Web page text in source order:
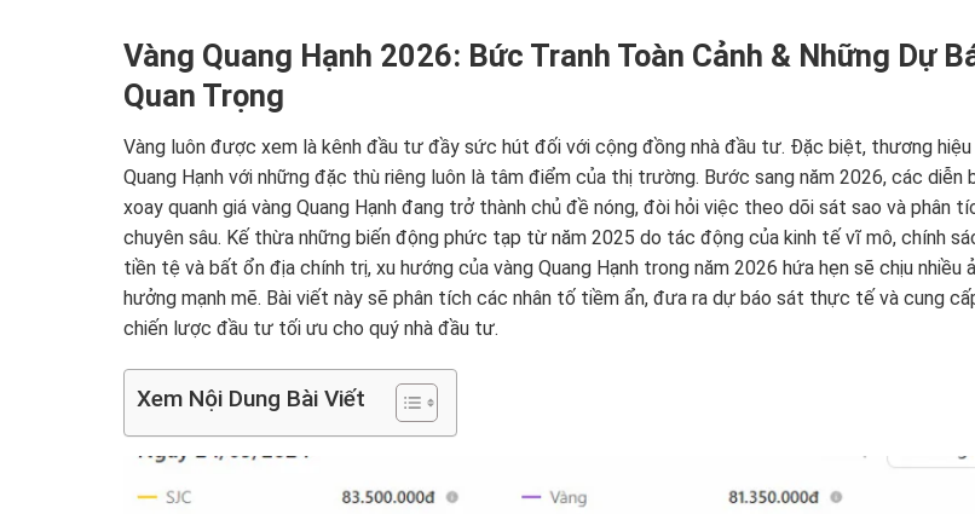
Vàng Quang Hạnh 2026: Bức Tranh Toàn Cảnh & Những Dự
Quan Trọng
Vàng luôn được xem là kênh đầu tư đầy sức hút đối với cộng đồng nhà đầu tư. Đặc biệt, thương hiệu
Quang Hạnh với những đặc thù riêng luôn là tâm điểm của thị trường. Bước sang năm 2026, các diễn
xoay quanh giá vàng Quang Hạnh đang trở thành chủ đề nóng, đòi hỏi việc theo dõi sát sao và phân
chuyên sâu. Kế thừa những biến động phức tạp từ năm 2025 do tác động của kinh tế vĩ mô, chính
tiền tệ và bất ổn địa chính trị, xu hướng của vàng Quang Hạnh trong năm 2026 hứa hẹn sẽ chịu nhiều
hưởng mạnh mẽ. Bài viết này sẽ phân tích các nhân tố tiềm ẩn, đưa ra dự báo sát thực tế và cung
chiến lược đầu tư tối ưu cho quý nhà đầu tư.
Xem Nội Dung Bài Viết